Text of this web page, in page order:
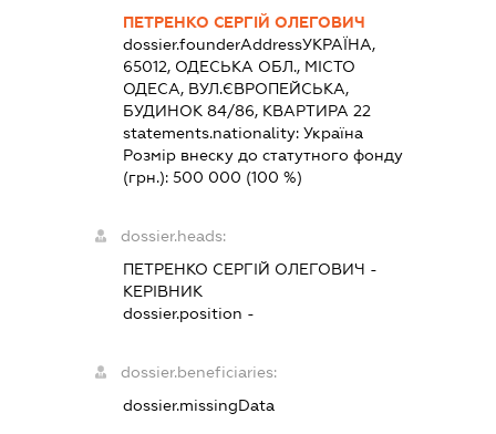
ПЕТРЕНКО СЕРГІЙ ОЛЕГОВИЧ
dossier.founderAddressУКРАЇНА,
65012, ОДЕСЬКА ОБЛ., МІСТО
ОДЕСА, ВУЛ.ЄВРОПЕЙСЬКА,
БУДИНОК 84/86, КВАРТИРА 22
statements.nationality:Україна
Розмір внеску до статутного фонду
(грн.):500 000 (100 %)
dossier.heads:
ПЕТРЕНКО СЕРГІЙ ОЛЕГОВИЧ -
КЕРІВНИК
dossier.position -
dossier.beneficiaries:
dossier.missingData